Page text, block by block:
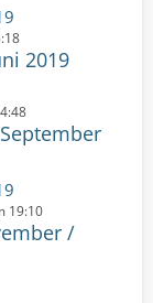
2019
19:10
/